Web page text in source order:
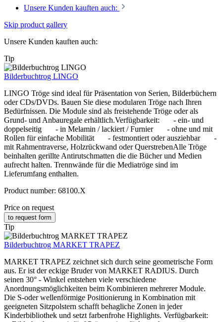
Unsere Kunden kauften auch:
Skip product gallery
Unsere Kunden kauften auch:
Tip
Bilderbuchtrog LINGO
LINGO Tröge sind ideal für Präsentation von Serien, Bilderbüchern
oder CDs/DVDs. Bauen Sie diese modularen Tröge nach Ihren
Bedürfnissen. Die Module sind als freistehende Tröge oder als
Grund- und Anbauregale erhältlich.Verfügbarkeit: - ein- und
doppelseitig - in Melamin / lackiert / Furnier - ohne und mit
Rollen für einfache Mobilität - festmontiert oder ausziehbar -
mit Rahmentraverse, Holzrückwand oder QuerstrebenAlle Tröge
beinhalten gerillte Antirutschmatten die die Bücher und Medien
aufrecht halten. Trennwände für die Mediatröge sind im
Lieferumfang enthalten.
Product number: 68100.X
Price on request
to request form
Tip
Bilderbuchtrog MARKET TRAPEZ
MARKET TRAPEZ zeichnet sich durch seine geometrische Form
aus. Er ist der eckige Bruder von MARKET RADIUS. Durch
seinen 30° - Winkel entstehen viele verschiedene
Anordnungsmöglichkeiten beim Kombinieren mehrerer Module.
Die S-oder wellenförmige Positionierung in Kombination mit
geeigneten Sitzpolstern schafft behagliche Zonen in jeder
Kinderbibliothek und setzt farbenfrohe Highlights. Verfügbarkeit: